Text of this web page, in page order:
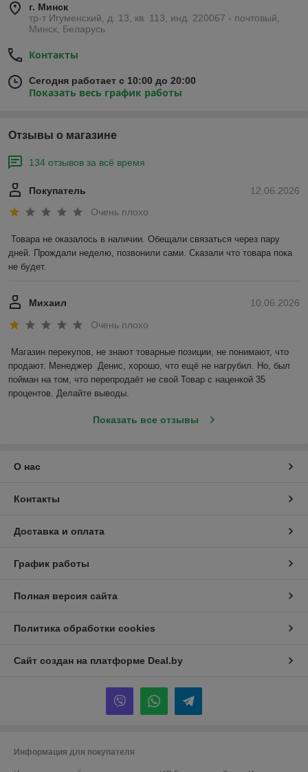
г. Минск
тр-т Игуменский, д. 13, кв. 113, инд. 220067 - почтовый,
Минск, Беларусь
Контакты
Сегодня работает с 10:00 до 20:00
Показать весь график работы
Отзывы о магазине
134 отзывов за всё время
12.06.2026
Покупатель
Очень плохо
Товара не оказалось в наличии. Обещали связаться через пару
дней. Прождали неделю, позвонили сами. Сказали что товара пока
не будет.
10.06.2026
Михаил
Очень плохо
Магазин перекупов, не знают товарные позиции, не понимают, что
продают. Менеджер  Денис, хорошо, что ещё не нагрубил. Но, был
пойман на том, что перепродаёт не свой Товар с наценкой 35
процентов. Делайте выводы.
Показать все отзывы
О нас
Контакты
Доставка и оплата
График работы
Полная версия сайта
Политика обработки cookies
Сайт создан на платформе Deal.by
Информация для покупателя